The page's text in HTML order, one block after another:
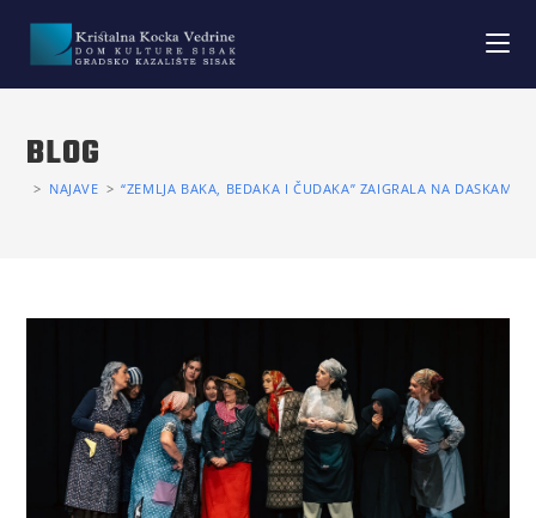
BLOG
> NAJAVE > “ZEMLJA BAKA, BEDAKA I ČUDAKA” ZAIGRALA NA DASKAMA